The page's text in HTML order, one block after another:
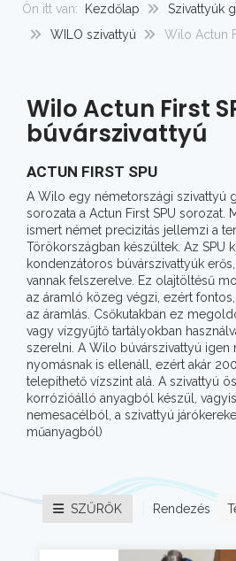
Ön itt van: Kezdőlap
Szivattyúk
WILO szivattyú
Wilo Actun
Wilo Actun First
búvárszivattyú
ACTUN FIRST SPU
A Wilo egy németországi szivattyú
sorozata a Actun First SPU sorozat.
ismert német precizitás jellemzi a
Törökországban készültek. Az SPU
kondenzátoros búvárszivattyúk
vannak felszerelve. Ez olajtöltésű
az áramló közeg végzi, ezért
az áramlás. Csőkutakban ez
vagy vízgyűjtő tartályokban
szerelni. A Wilo búvárszivattyú igen
nyomásnak is ellenáll, ezért akár
telepíthető vízszint alá. A szivattyú
korrózióálló anyagból készül,
nemesacélból, a szivattyú
műanyagból)
SZŰRŐK Rendezés